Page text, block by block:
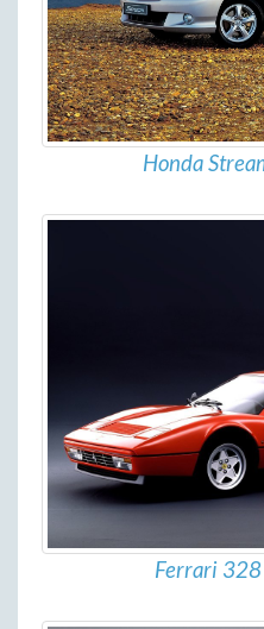
Honda
Ferrari